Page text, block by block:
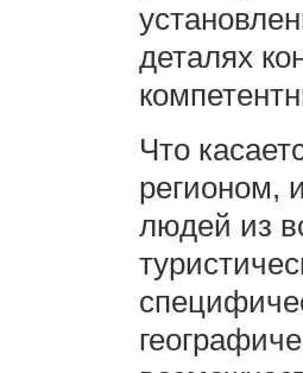
деталях
Что
регионом,
людей из